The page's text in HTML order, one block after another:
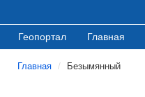
Геопортал Главная
Главная Безымянный